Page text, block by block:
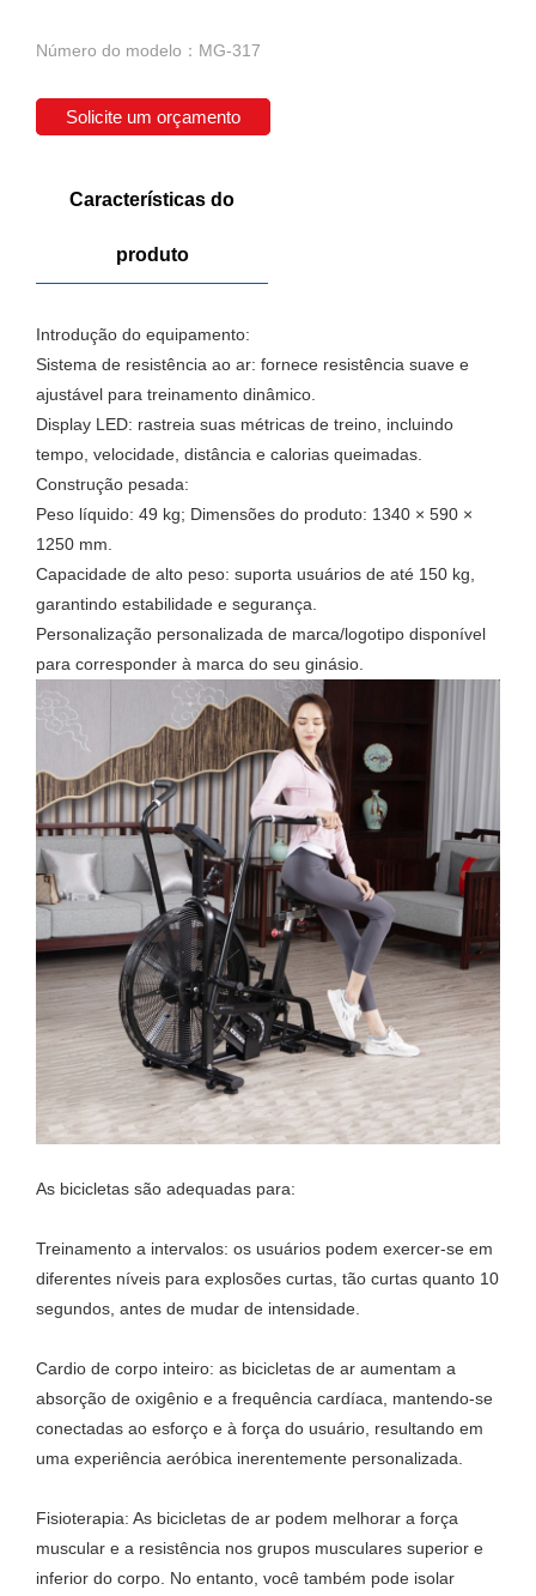
Número do modelo：MG-317
Solicite um orçamento
Características do
produto
Introdução do equipamento:
Sistema de resistência ao ar: fornece resistência suave e
ajustável para treinamento dinâmico.
Display LED: rastreia suas métricas de treino, incluindo
tempo, velocidade, distância e calorias queimadas.
Construção pesada:
Peso líquido: 49 kg; Dimensões do produto: 1340 × 590 ×
1250 mm.
Capacidade de alto peso: suporta usuários de até 150 kg,
garantindo estabilidade e segurança.
Personalização personalizada de marca/logotipo disponível
para corresponder à marca do seu ginásio.
As bicicletas são adequadas para:
Treinamento a intervalos: os usuários podem exercer-se em
diferentes níveis para explosões curtas, tão curtas quanto 10
segundos, antes de mudar de intensidade.
Cardio de corpo inteiro: as bicicletas de ar aumentam a
absorção de oxigênio e a frequência cardíaca, mantendo-se
conectadas ao esforço e à força do usuário, resultando em
uma experiência aeróbica inerentemente personalizada.
Fisioterapia: As bicicletas de ar podem melhorar a força
muscular e a resistência nos grupos musculares superior e
inferior do corpo. No entanto, você também pode isolar